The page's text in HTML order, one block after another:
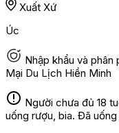
Xuất Xứ
Úc
Nhập khẩu và
Mại Du Lịch Hiền Minh
Người chưa đủ 18
uống rượu, bia. Đã